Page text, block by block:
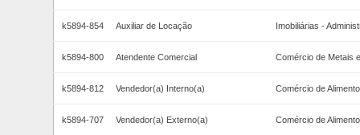
k5894-854 Auxiliar de Locação Imobiliárias -
k5894-800 Atendente Comercial Comércio de Metais
k5894-812 Vendedor(a) Interno(a) Comércio de
k5894-707 Vendedor(a) Externo(a) Comércio de